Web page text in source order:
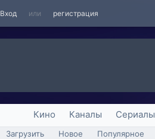
Вход или регистрация
Кино Каналы Сериалы
Загрузить Новое Популярное